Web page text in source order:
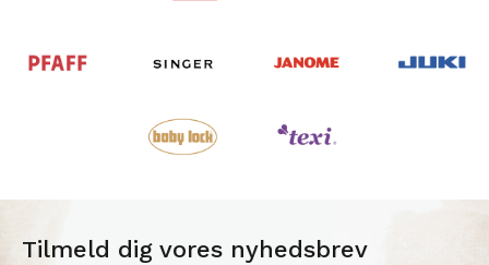
Tilmeld dig vores nyhedsbrev